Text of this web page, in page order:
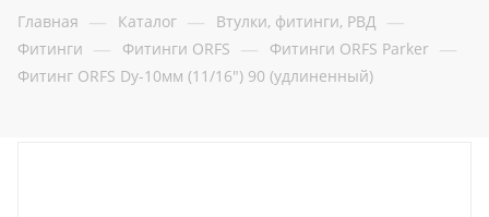
Главная — Каталог — Втулки, фитинги, РВД —
Фитинги — Фитинги ORFS — Фитинги ORFS Parker —
Фитинг ORFS Dy-10мм (11/16") 90 (удлиненный)